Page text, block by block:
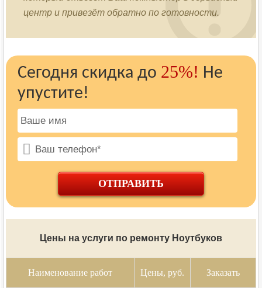
центр и привезёт обратно по готовности.
Сегодня скидка до 25%! Не
упустите!
ОТПРАВИТЬ
Цены на услуги по ремонту Ноутбуков
Наименование работ Цены, руб. Заказать